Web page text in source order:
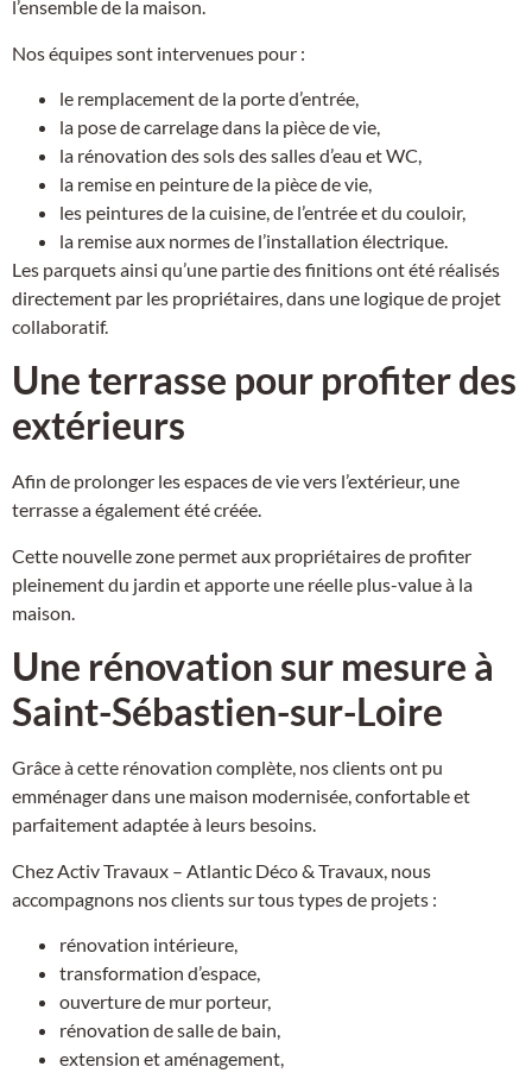
l’ensemble de la maison.
Nos équipes sont intervenues pour :
le remplacement de la porte d’entrée,
la pose de carrelage dans la pièce de vie,
la rénovation des sols des salles d’eau et WC,
la remise en peinture de la pièce de vie,
les peintures de la cuisine, de l’entrée et du couloir,
la remise aux normes de l’installation électrique.
Les parquets ainsi qu’une partie des finitions ont été réalisés
directement par les propriétaires, dans une logique de projet
collaboratif.
Une terrasse pour profiter des
extérieurs
Afin de prolonger les espaces de vie vers l’extérieur, une
terrasse a également été créée.
Cette nouvelle zone permet aux propriétaires de profiter
pleinement du jardin et apporte une réelle plus-value à la
maison.
Une rénovation sur mesure à
Saint-Sébastien-sur-Loire
Grâce à cette rénovation complète, nos clients ont pu
emménager dans une maison modernisée, confortable et
parfaitement adaptée à leurs besoins.
Chez Activ Travaux – Atlantic Déco & Travaux, nous
accompagnons nos clients sur tous types de projets :
rénovation intérieure,
transformation d’espace,
ouverture de mur porteur,
rénovation de salle de bain,
extension et aménagement,